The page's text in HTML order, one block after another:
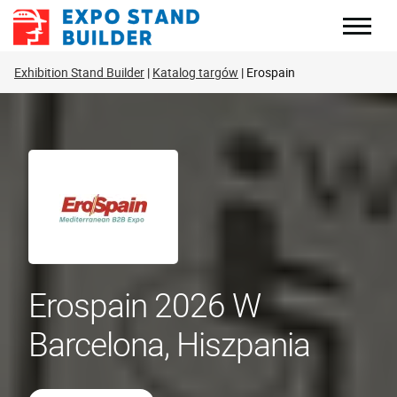
Skip
Exhibition Stand Builder Katalog targów Erospain
Erospain 2026 W
Barcelona, Hiszpania